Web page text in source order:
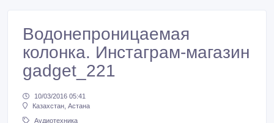
Водонепроницаемая
колонка. Инстаграм-магазин
gadget_221
10/03/2016 05:41
Казахстан, Астана
Аудиотехника